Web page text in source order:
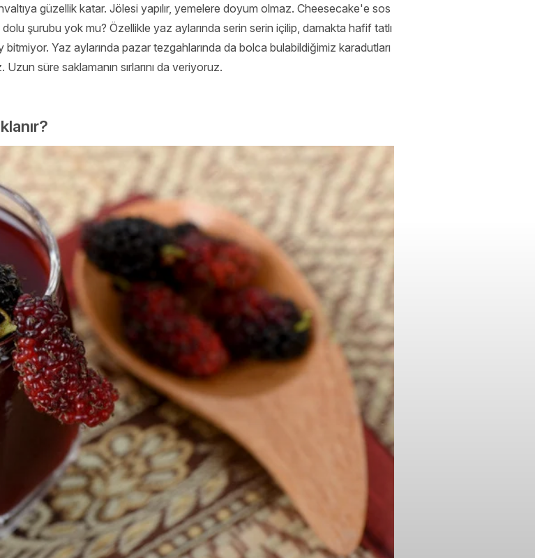
güzellik katar. Jölesi yapılır, yemelere doyum olmaz. Cheesecake'e sos
şurubu yok mu? Özellikle yaz aylarında serin serin içilip, damakta hafif tatlı
Yaz aylarında pazar tezgahlarında da bolca bulabildiğimiz karadutları
süre saklamanın sırlarını da veriyoruz.